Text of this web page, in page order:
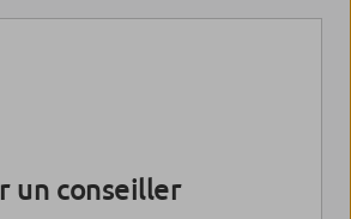
un conseiller